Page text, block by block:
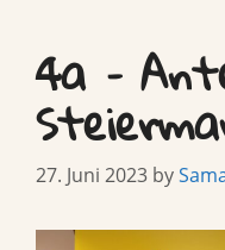
4a –
27. Juni 2023 by